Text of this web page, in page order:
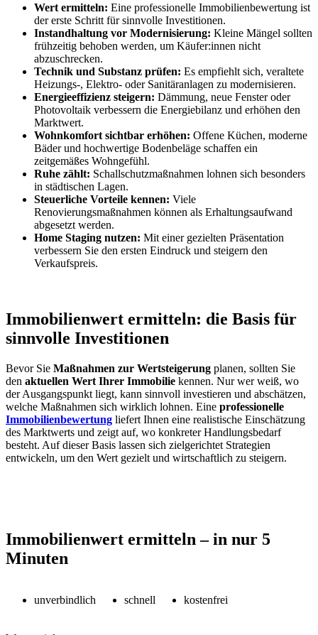
Wert ermitteln: Eine professionelle Immobilienbewertung ist
der erste Schritt für sinnvolle Investitionen.
Instandhaltung vor Modernisierung: Kleine Mängel sollten
frühzeitig behoben werden, um Käufer:innen nicht
abzuschrecken.
Technik und Substanz prüfen: Es empfiehlt sich, veraltete
Heizungs-, Elektro- oder Sanitäranlagen zu modernisieren.
Energieeffizienz steigern: Dämmung, neue Fenster oder
Photovoltaik verbessern die Energiebilanz und erhöhen den
Marktwert.
Wohnkomfort sichtbar erhöhen: Offene Küchen, moderne
Bäder und hochwertige Bodenbeläge schaffen ein
zeitgemäßes Wohngefühl.
Ruhe zählt: Schallschutzmaßnahmen lohnen sich besonders
in städtischen Lagen.
Steuerliche Vorteile kennen: Viele
Renovierungsmaßnahmen können als Erhaltungsaufwand
abgesetzt werden.
Home Staging nutzen: Mit einer gezielten Präsentation
verbessern Sie den ersten Eindruck und steigern den
Verkaufspreis.
Immobilienwert ermitteln: die Basis für
sinnvolle Investitionen
Bevor Sie Maßnahmen zur Wertsteigerung planen, sollten Sie
den aktuellen Wert Ihrer Immobilie kennen. Nur wer weiß, wo
der Ausgangspunkt liegt, kann sinnvoll investieren und abschätzen,
welche Maßnahmen sich wirklich lohnen. Eine professionelle
Immobilienbewertung liefert Ihnen eine realistische Einschätzung
des Marktwerts und zeigt auf, wo konkreter Handlungsbedarf
besteht. Auf dieser Basis lassen sich zielgerichtet Strategien
entwickeln, um den Wert gezielt und wirtschaftlich zu steigern.
Immobilienwert ermitteln – in nur 5
Minuten
unverbindlich schnell kostenfrei